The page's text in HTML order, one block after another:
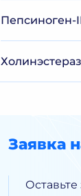
Пепсиноген-
Заявка